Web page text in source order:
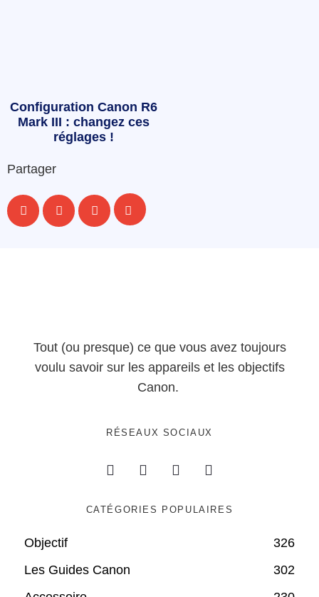
Configuration Canon R6
Mark III : changez ces
réglages !
Partager
Tout (ou presque) ce que vous avez toujours
voulu savoir sur les appareils et les objectifs
Canon.
RÉSEAUX SOCIAUX
CATÉGORIES POPULAIRES
Objectif
326
Les Guides Canon
302